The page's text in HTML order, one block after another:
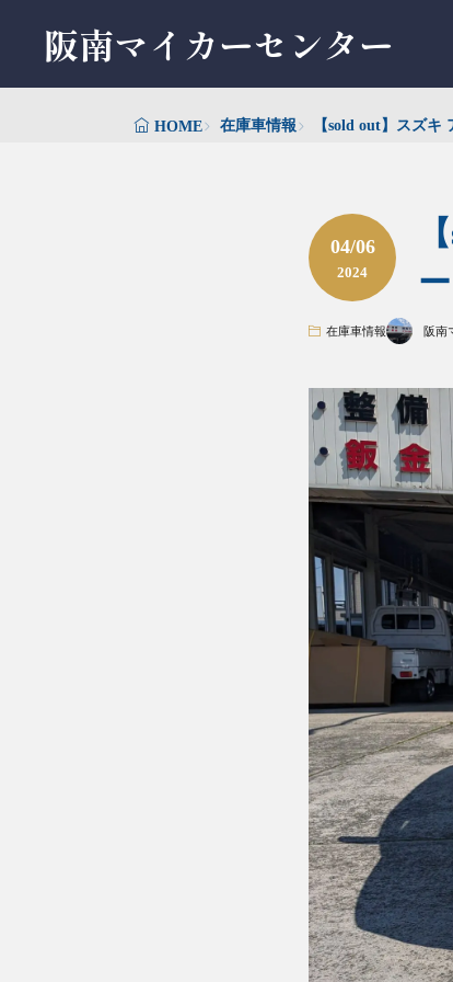
阪南マイカーセンター
HOME 在庫車情報 【sold out】スズ
04/06
2024
ー
在庫車情報 阪南